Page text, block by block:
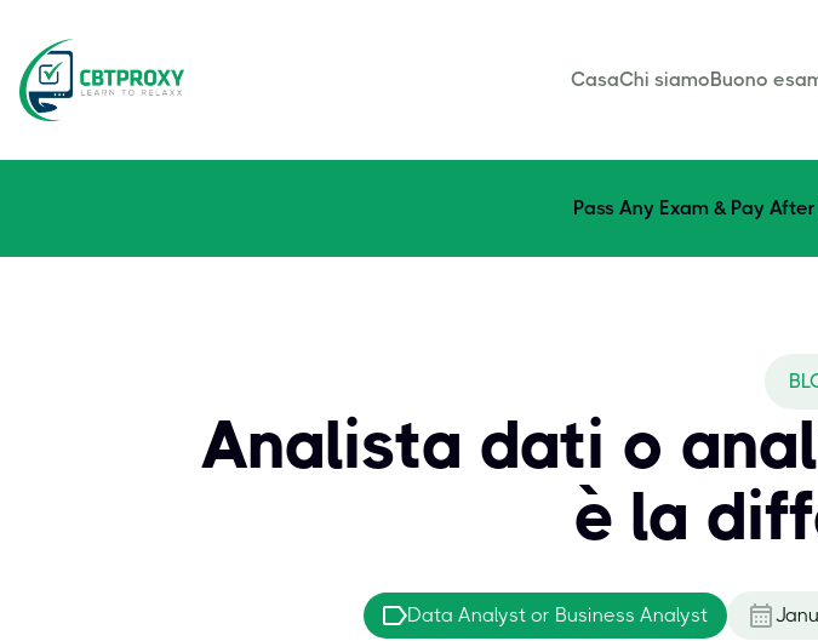
CasaChi siamoBuono
Pass Any Exam & Pay After
Analista dati o
è la
Data Analyst or Business Analyst